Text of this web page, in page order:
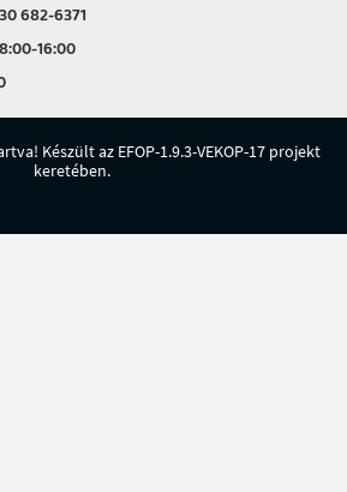
682-6371
16:00
Készült az EFOP-1.9.3-VEKOP-17 projekt
keretében.